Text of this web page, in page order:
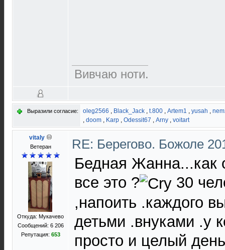
Вивчаю ноти.
Выразили согласие: oleg2566 , Black_Jack , t.800 , Artem1 , yusah ,
, doom , Karp , Odessit67 , Arny , voitart
vitaly
Ветеран
Откуда: Мукачево
Сообщений: 6 206
Репутация: 653
RE: Берегово. Божоле
Бедная Жанна...как
все это ?
30
,напоить .каждого
детьми .внуками .у
просто и целый